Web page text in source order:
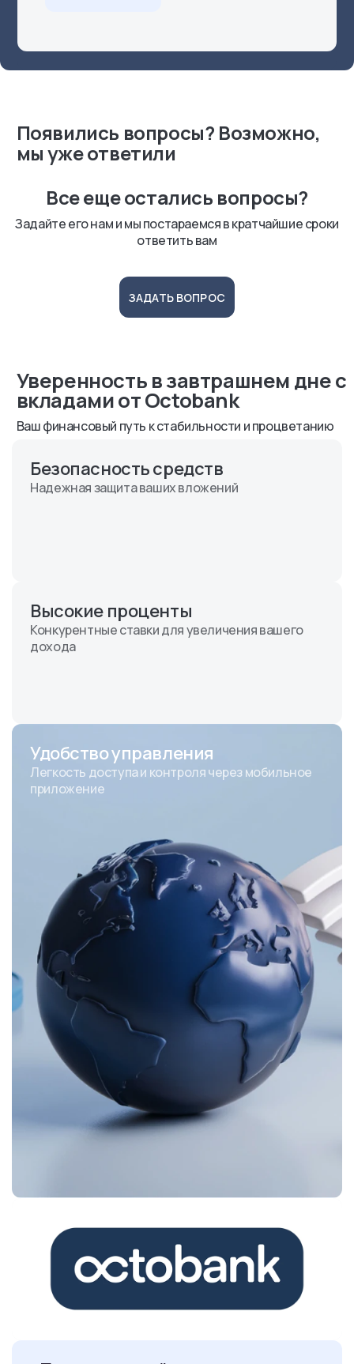
Появились вопросы? Возможно,
мы уже ответили
Все еще остались вопросы?
Задайте его нам и мы постараемся в кратчайшие сроки
ответить вам
ЗАДАТЬ ВОПРОС
Уверенность в завтрашнем дне с
вкладами от Octobank
Ваш финансовый путь к стабильности и процветанию
Безопасность средств
Надежная защита ваших вложений
Высокие проценты
Конкурентные ставки для увеличения вашего
дохода
Удобство управления
Легкость доступа и контроля через мобильное
приложение